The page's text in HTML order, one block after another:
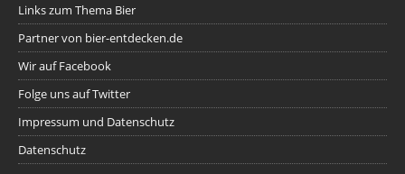
Links zum Thema Bier
Partner von bier-entdecken.de
Wir auf Facebook
Folge uns auf Twitter
Impressum und Datenschutz
Datenschutz